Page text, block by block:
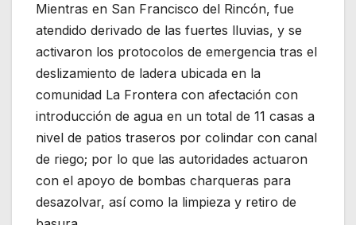
Mientras en San Francisco del Rincón, fue
atendido derivado de las fuertes lluvias, y se
activaron los protocolos de emergencia tras el
deslizamiento de ladera ubicada en la
comunidad La Frontera con afectación con
introducción de agua en un total de 11 casas a
nivel de patios traseros por colindar con canal
de riego; por lo que las autoridades actuaron
con el apoyo de bombas charqueras para
desazolvar, así como la limpieza y retiro de